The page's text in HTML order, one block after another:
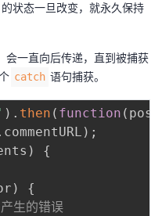
状态一旦改变，就永久保持
会一直向后传递，直到被捕获
catch 语句捕获。
) . then ( function ( post
commentURL ) ;
)
{
)
{
生的错误